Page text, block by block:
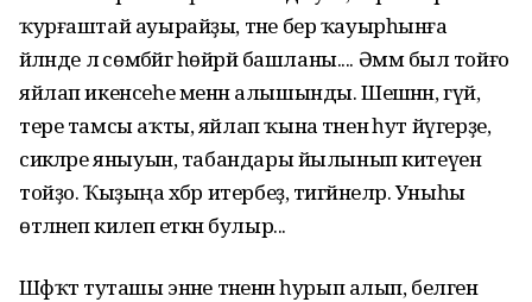
ҡурғаштай ауырайҙы, тәне бер ҡауырһынға
әйләнде лә сөмбәйгә һөйрәй башланы.... Әммә был тойғо
яйлап икенсеһе менән алышынды. Шешәнән, гүйә,
тере тамсы аҡты, яйлап ҡына тәненә һут йүгерҙе,
сикәләре яныуын, табандары йылынып китеүен
тойҙо. Ҡыҙыңа хәбәр итербеҙ, тигәйнеләр. Уныһы
өтәләнеп килеп еткән булыр...
Шәфҡәт туташы энәне тәненән һурып алып, беләген